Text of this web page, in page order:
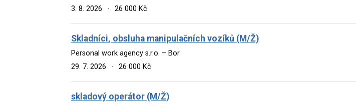
3. 8. 2026
· 26 000 Kč
Skladníci, obsluha manipulačních vozíků (M/Ž)
Personal work agency s.r.o. – Bor
29. 7. 2026
· 26 000 Kč
skladový operátor (M/Ž)